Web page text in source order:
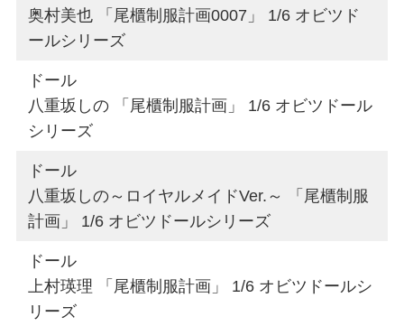
奥村美也 「尾櫃制服計画0007」 1/6 オビツド
ールシリーズ
ドール
八重坂しの 「尾櫃制服計画」 1/6 オビツドール
シリーズ
ドール
八重坂しの～ロイヤルメイドVer.～ 「尾櫃制服
計画」 1/6 オビツドールシリーズ
ドール
上村瑛理 「尾櫃制服計画」 1/6 オビツドールシ
リーズ